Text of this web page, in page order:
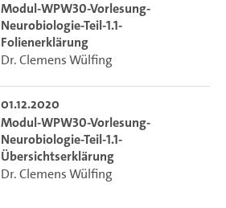
Modul-WPW30-Vorlesung-
Neurobiologie-Teil-1.1-
Folienerklärung
Dr. Clemens Wülfing
01.12.2020
Modul-WPW30-Vorlesung-
Neurobiologie-Teil-1.1-
Übersichtserklärung
Dr. Clemens Wülfing